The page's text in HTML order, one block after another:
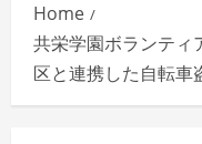
Home
共栄学園ボランティ
区と連携した自転車